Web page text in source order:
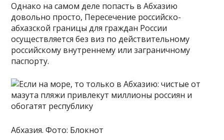
Однако на самом деле попасть в Абхазию
довольно просто, Пересечение российско-
абхазской границы для граждан России
осуществляется без виз по действительному
российскому внутреннему или заграничному
паспорту.
Абхазия. Фото: Блокнот